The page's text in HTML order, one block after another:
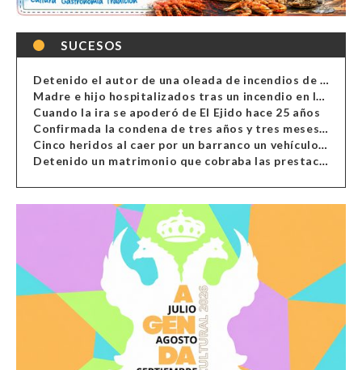
SUCESOS
Detenido el autor de una oleada de incendios de contenedores en Almería
Madre e hijo hospitalizados tras un incendio en la cocina de una vivienda en Almería
Cuando la ira se apoderó de El Ejido hace 25 años
Confirmada la condena de tres años y tres meses al hombre de Antas acusado de xenofobia
Cinco heridos al caer por un barranco un vehículo en Alcolea
Detenido un matrimonio que cobraba las prestaciones de ilegales en Almería, Granada, Málaga, Huelva y Murcia